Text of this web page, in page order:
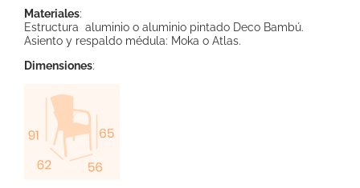
Materiales:
Estructura aluminio o aluminio pintado Deco Bambú.
Asiento y respaldo médula: Moka o Atlas.
Dimensiones: